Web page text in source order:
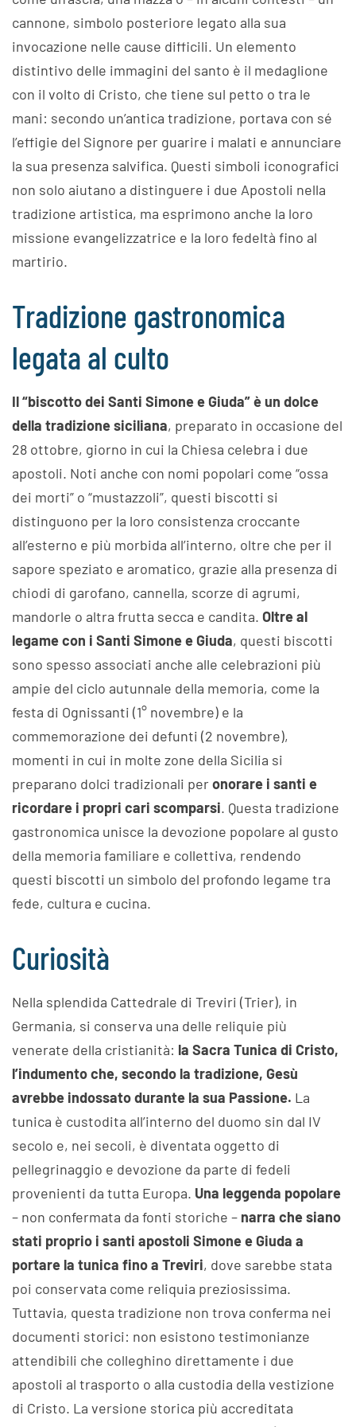
cannone, simbolo posteriore legato alla sua
invocazione nelle cause difficili. Un elemento
distintivo delle immagini del santo è il medaglione
con il volto di Cristo, che tiene sul petto o tra le
mani: secondo un’antica tradizione, portava con sé
l’effigie del Signore per guarire i malati e annunciare
la sua presenza salvifica. Questi simboli iconografici
non solo aiutano a distinguere i due Apostoli nella
tradizione artistica, ma esprimono anche la loro
missione evangelizzatrice e la loro fedeltà fino al
martirio.
Tradizione gastronomica
legata al culto
Il “biscotto dei Santi Simone e Giuda” è un dolce
della tradizione siciliana, preparato in occasione del
28 ottobre, giorno in cui la Chiesa celebra i due
apostoli. Noti anche con nomi popolari come “ossa
dei morti” o “mustazzoli”, questi biscotti si
distinguono per la loro consistenza croccante
all’esterno e più morbida all’interno, oltre che per il
sapore speziato e aromatico, grazie alla presenza di
chiodi di garofano, cannella, scorze di agrumi,
mandorle o altra frutta secca e candita. Oltre al
legame con i Santi Simone e Giuda, questi biscotti
sono spesso associati anche alle celebrazioni più
ampie del ciclo autunnale della memoria, come la
festa di Ognissanti (1° novembre) e la
commemorazione dei defunti (2 novembre),
momenti in cui in molte zone della Sicilia si
preparano dolci tradizionali peronorare i santi e
ricordare i propri cari scomparsi. Questa tradizione
gastronomica unisce la devozione popolare al gusto
della memoria familiare e collettiva, rendendo
questi biscotti un simbolo del profondo legame tra
fede, cultura e cucina.
Curiosità
Nella splendida Cattedrale di Treviri (Trier), in
Germania, si conserva una delle reliquie più
venerate della cristianità: la Sacra Tunica di Cristo,
l’indumento che, secondo la tradizione, Gesù
avrebbe indossato durante la sua Passione. La
tunica è custodita all’interno del duomo sin dal IV
secolo e, nei secoli, è diventata oggetto di
pellegrinaggio e devozione da parte di fedeli
provenienti da tutta Europa. Una leggenda popolare
– non confermata da fonti storiche – narra che siano
stati proprio i santi apostoli Simone e Giuda a
portare la tunica fino a Treviri, dove sarebbe stata
poi conservata come reliquia preziosissima.
Tuttavia, questa tradizione non trova conferma nei
documenti storici: non esistono testimonianze
attendibili che colleghino direttamente i due
apostoli al trasporto o alla custodia della vestizione
di Cristo. La versione storica più accreditata